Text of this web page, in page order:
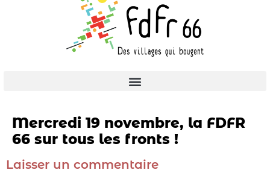
Mercredi 19 novembre, la FDFR
66 sur tous les fronts !
Laisser un commentaire